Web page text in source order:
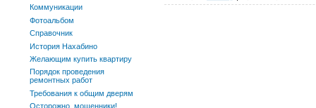
Коммуникации
Фотоальбом
Справочник
История Нахабино
Желающим купить квартиру
Порядок проведения
ремонтных работ
Требования к общим дверям
Осторожно, мошенники!